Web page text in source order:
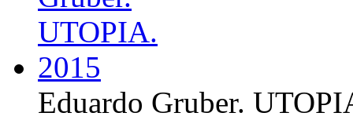
Eduardo Gruber.